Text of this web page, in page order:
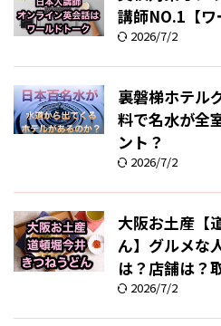
講師NO.1【
2026/7/2
裏磐梯ホテル
料で名水が全
ント？
2026/7/2
大阪お土産【
ん】グルメな
は？店舗は？
2026/7/2